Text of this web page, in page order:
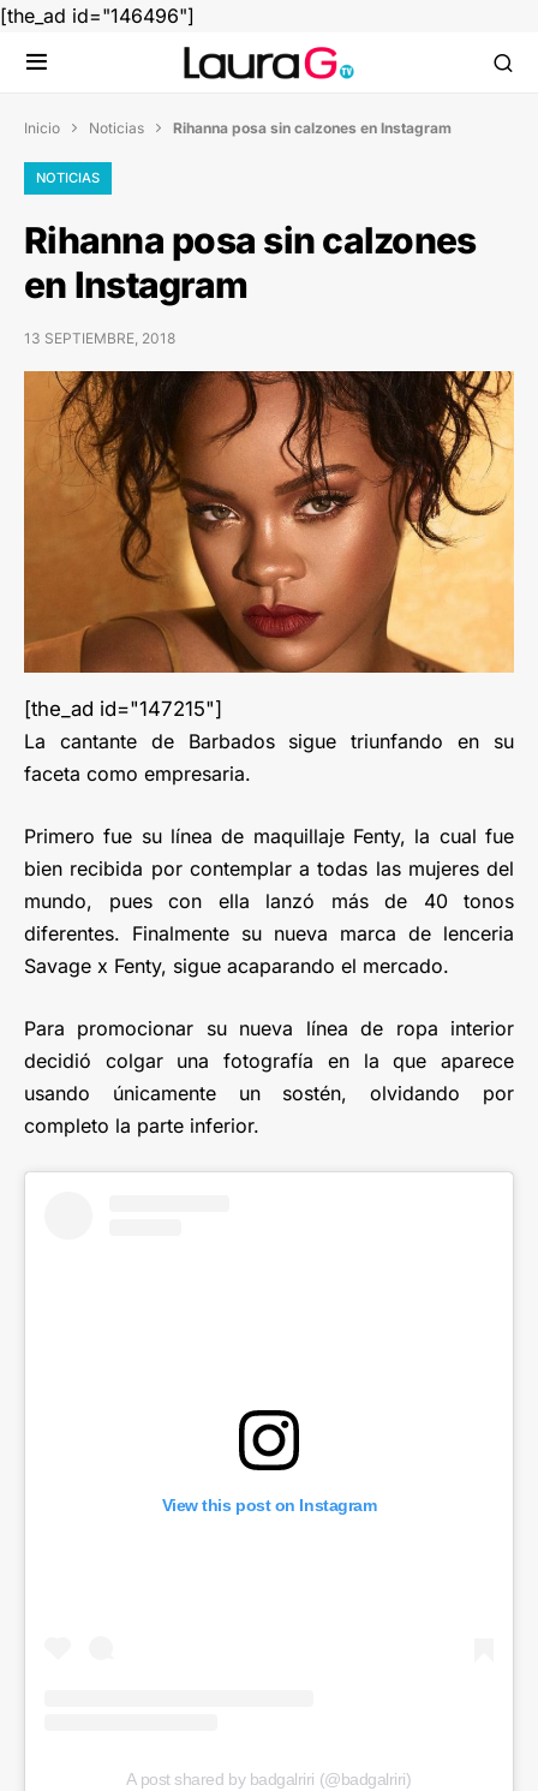
[the_ad id="146496"]
Inicio  Noticias  Rihanna posa sin calzones en Instagram
NOTICIAS
Rihanna posa sin calzones
en Instagram
13 SEPTIEMBRE, 2018
[the_ad id="147215"]
La cantante de Barbados sigue triunfando en su
faceta como empresaria.
Primero fue su línea de maquillaje Fenty, la cual fue
bien recibida por contemplar a todas las mujeres del
mundo, pues con ella lanzó más de 40 tonos
diferentes. Finalmente su nueva marca de lenceria
Savage x Fenty, sigue acaparando el mercado.
Para promocionar su nueva línea de ropa interior
decidió colgar una fotografía en la que aparece
usando únicamente un sostén, olvidando por
completo la parte inferior.
View this post on Instagram
A post shared by badgalriri (@badgalriri)